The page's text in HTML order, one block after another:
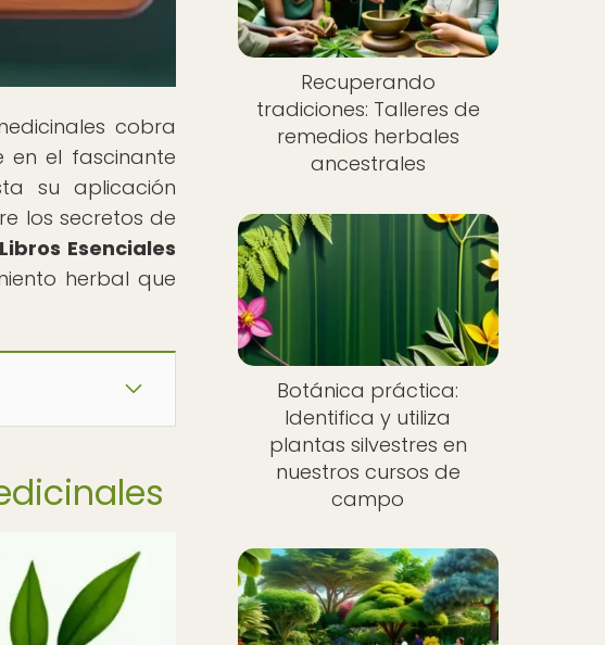
cobra
en el fascinante
su aplicación
los secretos de
Esenciales
herbal que
Recuperando
tradiciones: Talleres de
remedios herbales
ancestrales
Botánica práctica:
Identifica y utiliza
plantas silvestres en
nuestros cursos de
campo